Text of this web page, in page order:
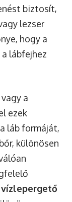
biztosít,
lezser
hogy a
lábfejhez
vagy a
ezek
láb formáját,
különösen
vízlepergető